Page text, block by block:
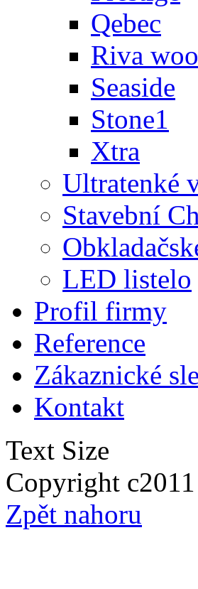
Qebec
Riva
Seaside
Stone1
Xtra
Ultratenké
Stavební
LED listelo
Profil firmy
Reference
Zákaznické
Kontakt
Text Size
Copyright
Zpět nahoru